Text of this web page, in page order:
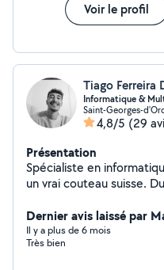
Voir le profil
Tiago Ferreira
Informatique &
Saint-Georges-
4,8/5 (29
Présentation
Spécialiste en informatique. 10 ans d'expérience.
un vrai couteau suisse.
efficacité, et un travail propre ! PS :
couverture générée par IA
Dernier avis laissé par
Il y a plus de 6 mois
Très bien